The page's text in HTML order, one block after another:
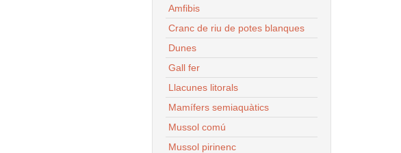
Amfibis
Cranc de riu de potes blanques
Dunes
Gall fer
Llacunes litorals
Mamífers semiaquàtics
Mussol comú
Mussol pirinenc